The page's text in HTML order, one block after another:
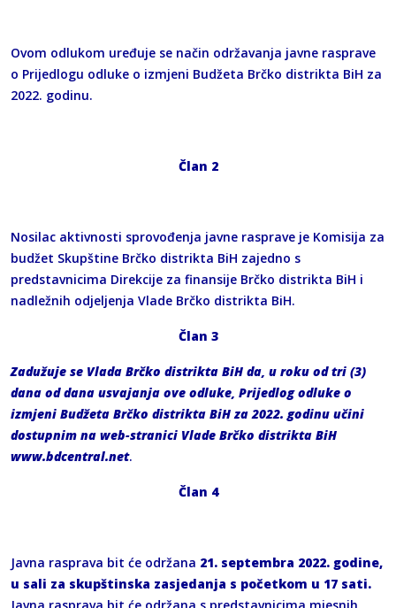
Ovom odlukom uređuje se način održavanja javne rasprave
o Prijedlogu odluke o izmjeni Budžeta Brčko distrikta BiH za
2022. godinu.
Član 2
Nosilac aktivnosti sprovođenja javne rasprave je Komisija za
budžet Skupštine Brčko distrikta BiH zajedno s
predstavnicima Direkcije za finansije Brčko distrikta BiH i
nadležnih odjeljenja Vlade Brčko distrikta BiH.
Član 3
Zadužuje se Vlada Brčko distrikta BiH da, u roku od tri (3)
dana od dana usvajanja ove odluke, Prijedlog odluke o
izmjeni Budžeta Brčko distrikta BiH za 2022. godinu učini
dostupnim na web-stranici Vlade Brčko distrikta BiH
www.bdcentral.net.
Član 4
Javna rasprava bit će održana 21. septembra 2022. godine,
u sali za skupštinska zasjedanja s početkom u 17 sati.